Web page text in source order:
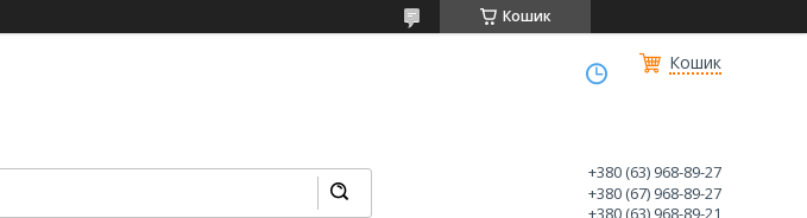
Кошик
Кошик
+380 (63) 968-89-27
+380 (67) 968-89-27
+380 (63) 968-89-21